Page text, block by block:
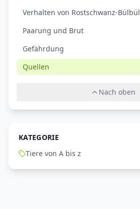
Verhalten von Rostschwanz-Bülbül
Paarung und Brut
Gefährdung
Quellen
Nach oben
KATEGORIE
Tiere von A bis z